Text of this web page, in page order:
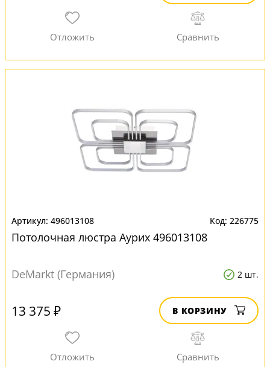
496013108 226775
Потолочная люстра Аурих 496013108
DeMarkt (Германия) 2 шт.
13 375 ₽ В КОРЗИНУ